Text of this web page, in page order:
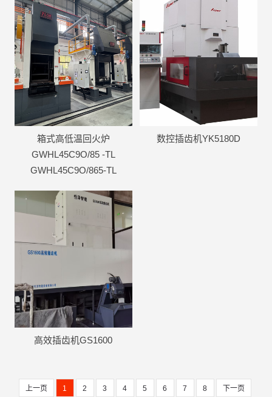
箱式高低温回火炉
GWHL45C9O/85 -TL
GWHL45C9O/865-TL
数控插齿机YK5180D
高效插齿机GS1600
上一页 1 2 3 4 5 6 7 8 下一页